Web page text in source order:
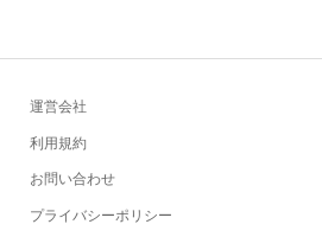
運営会社
利用規約
お問い合わせ
プライバシーポリシー